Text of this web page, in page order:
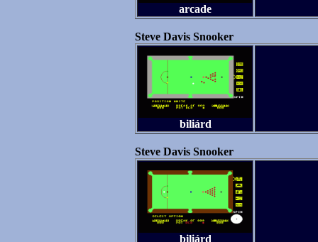
arcade
Steve Davis Snooker
biliárd
Steve Davis Snooker
biliárd